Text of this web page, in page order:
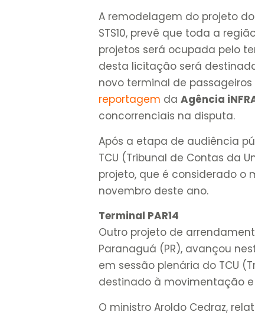
A remodelagem do projeto
STS10, prevê que toda a
projetos será ocupada pelo
desta licitação será
novo terminal de
reportagem daAgência
concorrenciais na disputa.
Após a etapa de audiência
TCU (Tribunal de Contas da
projeto, que é considerado o
novembro deste ano.
Terminal PAR14
Outro projeto de
Paranaguá (PR), avançou
em sessão plenária do TCU
destinado à movimentação
O ministro Aroldo Cedraz,